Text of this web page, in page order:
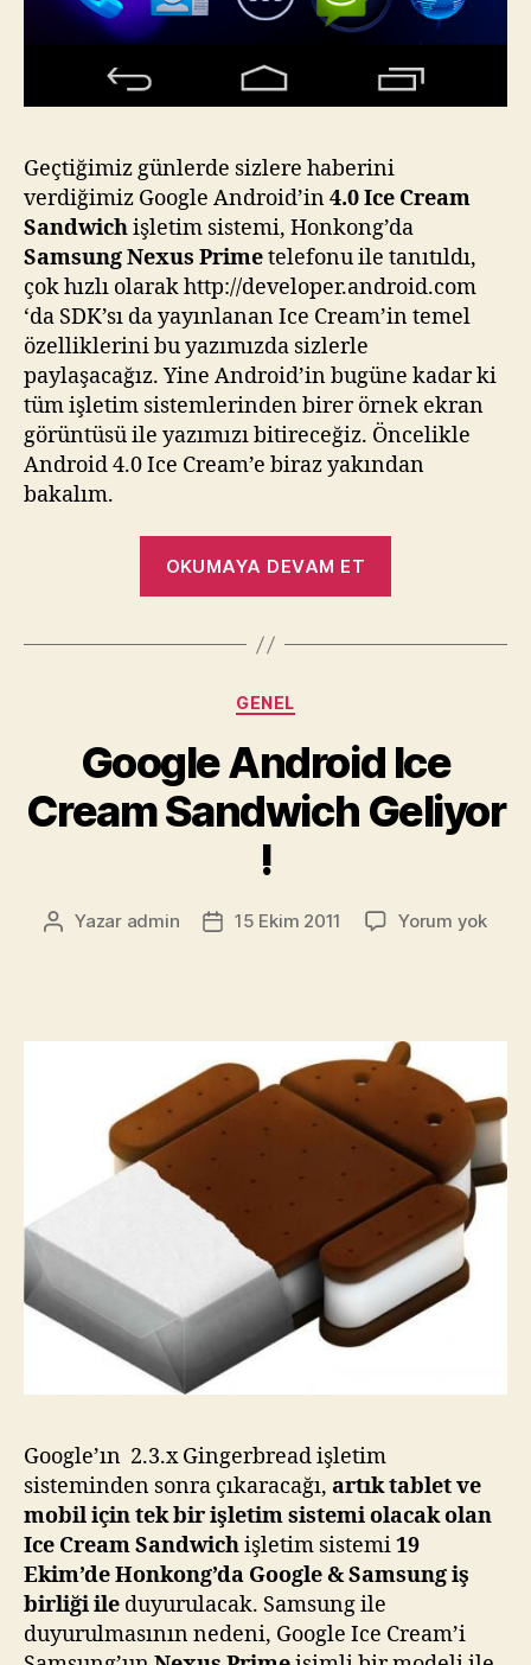
Geçtiğimiz günlerde sizlere haberini
verdiğimiz Google Android’in4.0 Ice Cream
Sandwichişletim sistemi, Honkong’da
Samsung Nexus Primetelefonu ile tanıtıldı,
çok hızlı olarak http://developer.android.com
‘da SDK’sı da yayınlanan Ice Cream’in temel
özelliklerini bu yazımızda sizlerle
paylaşacağız. Yine Android’in bugüne kadar ki
tüm işletim sistemlerinden birer örnek ekran
görüntüsü ile yazımızı bitireceğiz. Öncelikle
Android 4.0 Ice Cream’e biraz yakından
bakalım.
OKUMAYA DEVAM ET
Cream
ve
3
Yıllık
Android
Kategoriler
GENEL
Google Android Ice
Cream Sandwich Geliyor
!
Yazının
Yazar admin
Yazı15 Ekim 2011 Yorum yok
Google’ın 2.3.x Gingerbread işletim
sisteminden sonra çıkaracağı, artık tablet ve
mobil için tek bir işletim sistemi olacak olan
Ice Cream Sandwichişletim sistemi19
Ekim’de Honkong’da Google & Samsung iş
birliği ile duyurulacak. Samsung ile
duyurulmasının nedeni, Google Ice Cream’i